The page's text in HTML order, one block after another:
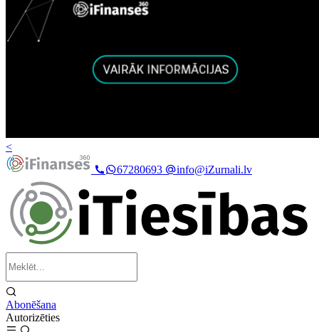
<
67280693
info@iZurnali.lv
Abonēšana
Autorizēties